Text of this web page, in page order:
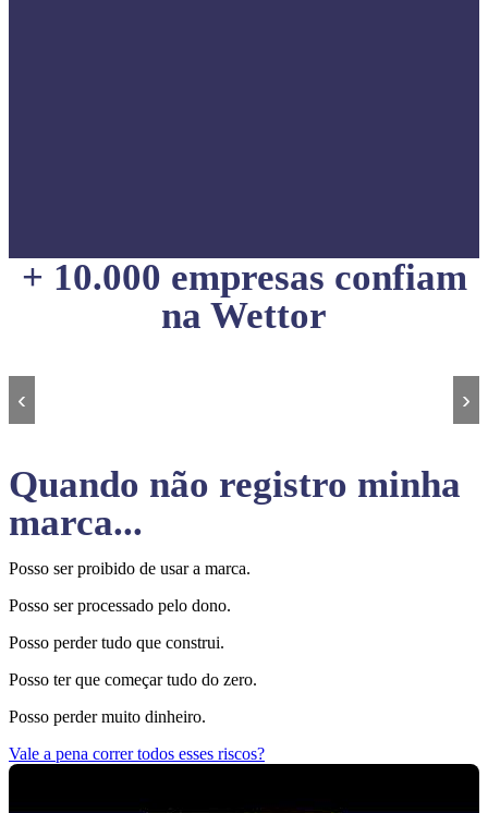
+ 10.000 empresas confiam
na Wettor
‹ ›
Quando não registro minha
marca...
Posso ser proibido de usar a marca.
Posso ser processado pelo dono.
Posso perder tudo que construi.
Posso ter que começar tudo do zero.
Posso perder muito dinheiro.
Vale a pena correr todos esses riscos?